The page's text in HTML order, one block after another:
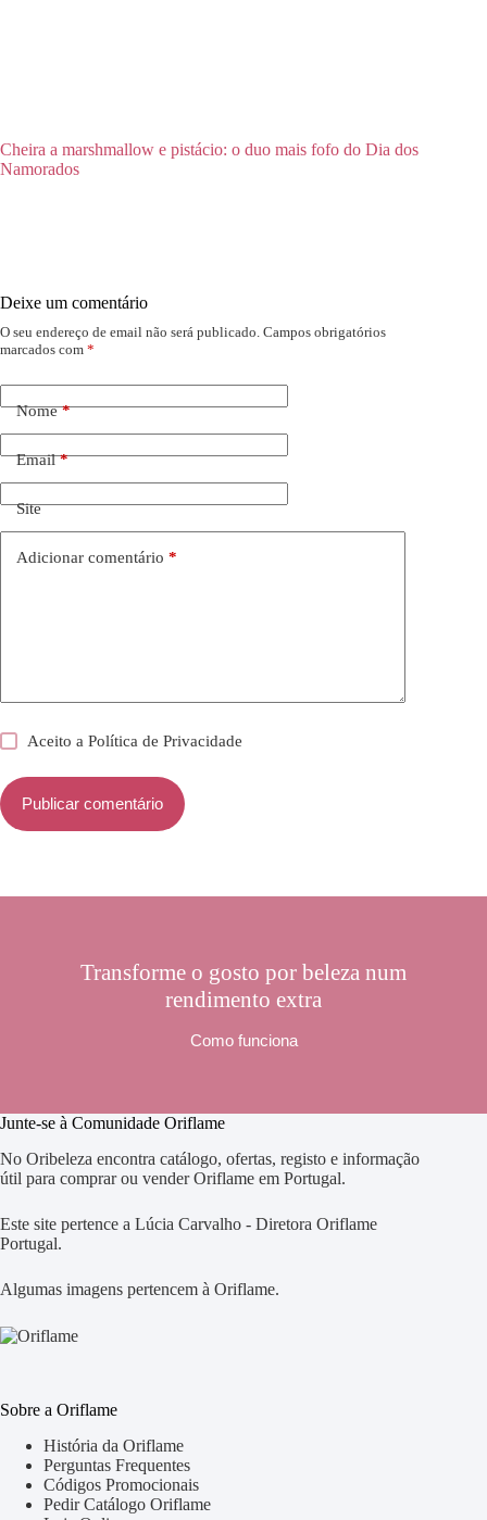
Cheira a marshmallow e pistácio: o duo mais fofo do Dia dos
Namorados
Deixe um comentário
O seu endereço de email não será publicado. Campos obrigatórios
marcados com *
Nome*
Email*
Site
Adicionar comentário *
Aceito aPolítica de Privacidade
Publicar comentário
Transforme o gosto por beleza num
rendimento extra
Como funciona
Junte-se à Comunidade Oriflame
No Oribeleza encontra catálogo, ofertas, registo e informação
útil para comprar ou vender Oriflame em Portugal.
Este site pertence a Lúcia Carvalho - Diretora Oriflame
Portugal.
Algumas imagens pertencem à Oriflame.
Sobre a Oriflame
História da Oriflame
Perguntas Frequentes
Códigos Promocionais
Pedir Catálogo Oriflame